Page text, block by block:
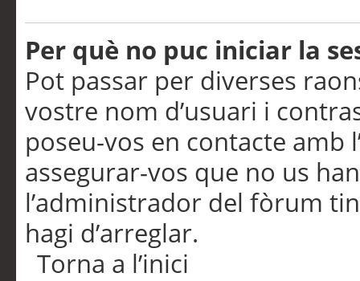
Per què no puc iniciar la
Pot passar per diverses
vostre nom d’usuari i
poseu-vos en contacte
assegurar-vos que no us
l’administrador del fòrum
hagi d’arreglar.
Torna a l’inici